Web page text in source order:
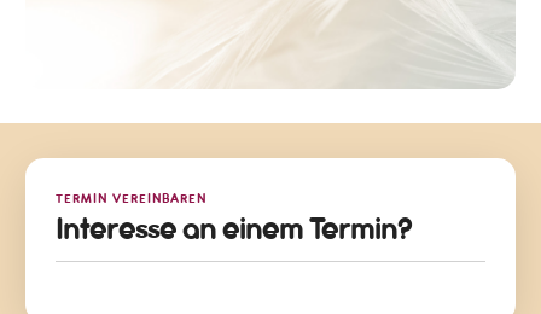
TERMIN VEREINBAREN
Interesse an einem Termin?